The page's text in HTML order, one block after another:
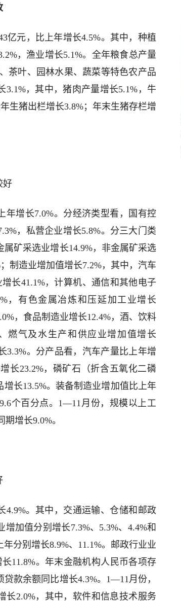
亿元，比上年增长4.5%。其中，种植
，渔业增长5.1%。全年粮食总产量
茶叶、园林水果、蔬菜等特色农产品
，其中，猪肉产量增长5.1%，牛
生猪出栏增长3.8%；年末生猪存栏增
好
年增长7.0%。分经济类型看，国有控
，私营企业增长5.8%。分三大门类
矿采选业增长14.9%，非金属矿采选
制造业增加值增长7.2%，其中，汽车
长41.1%，计算机、通信和其他电子
，有色金属冶炼和压延加工业增长
，食品制造业增长12.4%，酒、饮料
燃气及水生产和供应业增加值增长
3.3%。分产品看，汽车产量比上年增
长23.2%，磷矿石（折含五氧化二磷
增长13.5%。装备制造业增加值比上年
个百分点。1—11月份，规模以上工
增长9.0%。
4.9%。其中，交通运输、仓储和邮政
加值分别增长7.3%、5.3%、4.4%和
分别增长8.9%、11.1%。邮政行业业
11.8%。年末金融机构人民币各项存
款余额同比增长4.3%。1—11月份，
长2.0%，其中，软件和信息技术服务